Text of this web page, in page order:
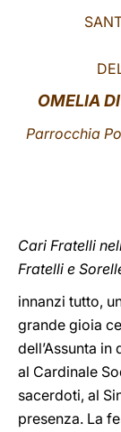
OMELIA
Parrocchia
Cari Fratelli
Fratelli e
innanzi tutto,
grande gioia
dell’Assunta
al Cardinale
sacerdoti, al
presenza. La